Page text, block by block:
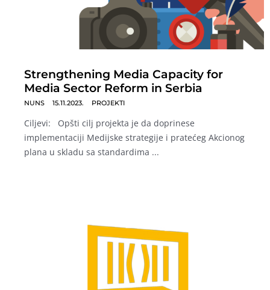
Strengthening Media Capacity for
Media Sector Reform in Serbia
NUNS 15.11.2023. PROJEKTI
Ciljevi: Opšti cilj projekta je da doprinese
implementaciji Medijske strategije i pratećeg Akcionog
plana u skladu sa standardima ...